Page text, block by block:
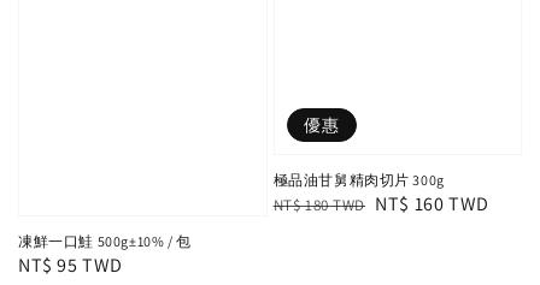
凍鮮一口鮭 500g±10% / 包
Regular
NT$ 95 TWD
優惠
極品油甘舅精肉切片 300g
Regular
NT$ 180 TWD Sale
NT$ 160 TWD